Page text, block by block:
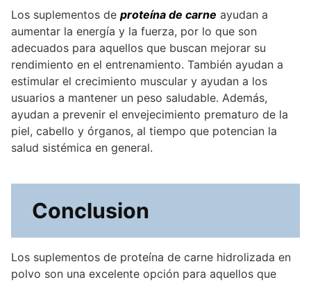
Los suplementos de proteína de carne ayudan a
aumentar la energía y la fuerza, por lo que son
adecuados para aquellos que buscan mejorar su
rendimiento en el entrenamiento. También ayudan a
estimular el crecimiento muscular y ayudan a los
usuarios a mantener un peso saludable. Además,
ayudan a prevenir el envejecimiento prematuro de la
piel, cabello y órganos, al tiempo que potencian la
salud sistémica en general.
Conclusion
Los suplementos de proteína de carne hidrolizada en
polvo son una excelente opción para aquellos que